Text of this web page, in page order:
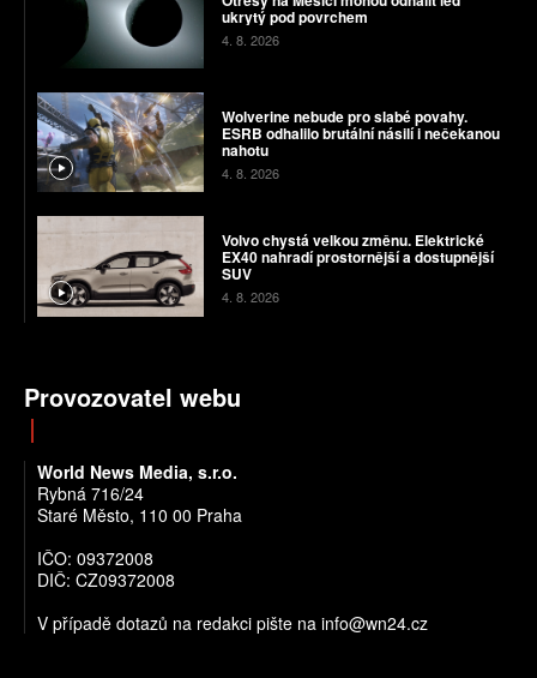
ukrytý pod povrchem
4. 8. 2026
Wolverine nebude pro slabé povahy.
ESRB odhalilo brutální násilí i nečekanou
nahotu
4. 8. 2026
Volvo chystá velkou změnu. Elektrické
EX40 nahradí prostornější a dostupnější
SUV
4. 8. 2026
Provozovatel webu
World News Media, s.r.o.
Rybná 716/24
Staré Město, 110 00 Praha
IČO: 09372008
DIČ: CZ09372008
V případě dotazů na redakci pište na info@wn24.cz